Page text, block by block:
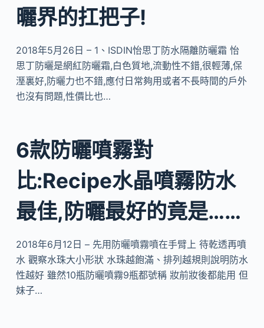
曬界的扛把子!
2018年5月26日 – 1、ISDIN怡思丁防水隔離防曬霜 怡
思丁防曬是網紅防曬霜,白色質地,流動性不錯,很輕薄,保
溼裏好,防曬力也不錯,應付日常夠用或者不長時間的戶外
也沒有問題,性價比也…
6款防曬噴霧對
比:Recipe水晶噴霧防水
最佳,防曬最好的竟是……
2018年6月12日 – 先用防曬噴霧噴在手臂上 待乾透再噴
水 觀察水珠大小形狀 水珠越飽滿、排列越規則說明防水
性越好 雖然10瓶防曬噴霧9瓶都號稱 妝前妝後都能用 但
妹子…